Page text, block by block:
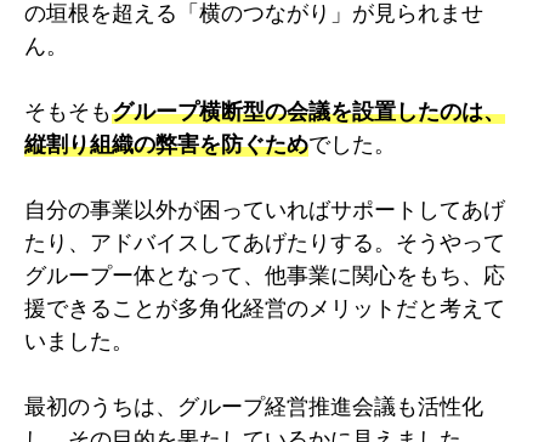
の垣根を超える「横のつながり」が見られませ
ん。
そもそもグループ横断型の会議を設置したのは、
縦割り組織の弊害を防ぐためでした。
自分の事業以外が困っていればサポートしてあげ
たり、アドバイスしてあげたりする。そうやって
グループー体となって、他事業に関心をもち、応
援できることが多角化経営のメリットだと考えて
いました。
最初のうちは、グループ経営推進会議も活性化